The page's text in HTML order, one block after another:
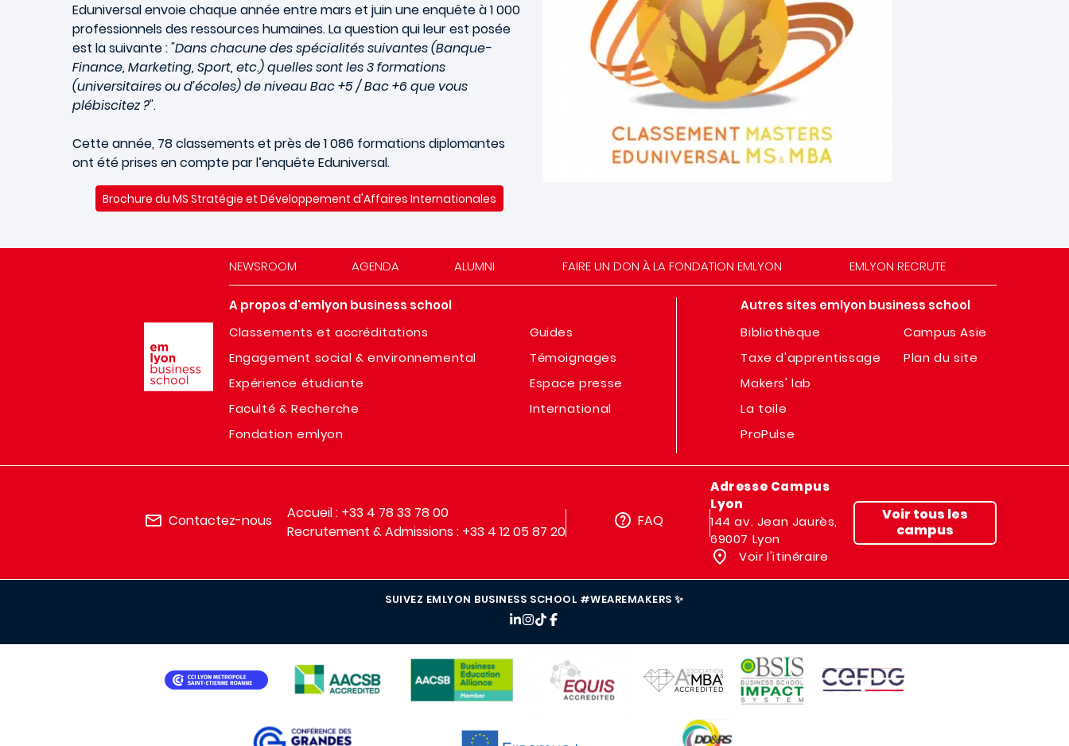
Eduniversal envoie chaque année entre mars et juin une enquête à 1 000
professionnels des ressources humaines. La question qui leur est posée
est la suivante :"Dans chacune des spécialités suivantes (Banque-
Finance, Marketing, Sport, etc.) quelles sont les 3 formations
(universitaires ou d’écoles) de niveau Bac +5 / Bac +6 que vous
plébiscitez ?".
Cette année, 78 classements et près de 1 086 formations diplomantes
ont été prises en compte par l’enquête Eduniversal.
Brochure du MS Stratégie et Développement d'Affaires Internationales
NEWSROOM AGENDA ALUMNI FAIRE UN DON À LA FONDATION EMLYON EMLYON RECRUTE
A propos d'emlyon business school
Classements et accréditations
Engagement social & environnemental
Expérience étudiante
Faculté & Recherche
Fondation emlyon
Guides
Témoignages
Espace presse
International
Autres sites emlyon business school
Bibliothèque
Taxe d'apprentissage
Makers' lab
La toile
ProPulse
Campus Asie
Plan du site
Contactez-nous
Accueil : +33 4 78 33 78 00
Recrutement & Admissions : +33 4 12 05 87 20
FAQ
Adresse Campus
Lyon
144 av. Jean Jaurès,
69007 Lyon
Voir l'itinéraire
Voir tous les
campus
SUIVEZ EMLYON BUSINESS SCHOOL #WEAREMAKERS ✨
IMAGE
IMAGE
IMAGE
IMAGE
IMAGE IMAGE IMAGE